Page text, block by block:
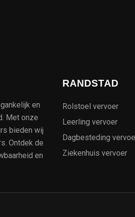
en
Met onze
bieden wij
Ontdek de
en
RANDSTAD
Rolstoel vervoer
Leerling vervoer
Dagbesteding
Ziekenhuis vervoer